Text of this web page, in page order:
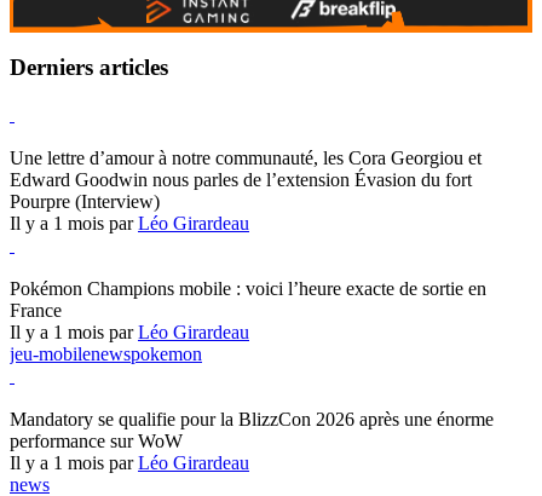
Derniers articles
Une lettre d’amour à notre communauté, les Cora Georgiou et
Edward Goodwin nous parles de l’extension Évasion du fort
Pourpre (Interview)
Il y a 1 mois parLéo Girardeau
Pokémon Champions mobile : voici l’heure exacte de sortie en
France
Il y a 1 mois parLéo Girardeau
jeu-mobilenewspokemon
Mandatory se qualifie pour la BlizzCon 2026 après une énorme
performance sur WoW
Il y a 1 mois parLéo Girardeau
news